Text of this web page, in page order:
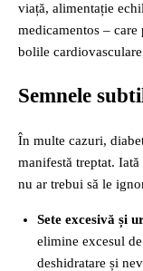
viață, alimentație
medicamentos –
bolile
Semnele
În multe cazuri,
manifestă treptat.
nu ar trebui să le
Sete excesivă și
elimine excesul
deshidratare și